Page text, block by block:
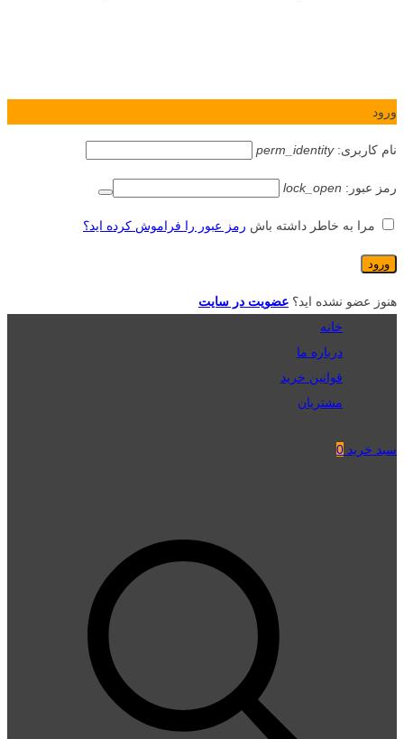
ورود
نام کاربری:perm_identity
رمز عبور: lock_open
مرا به خاطر داشته باش رمز عبور را فراموش کرده اید؟
هنوز عضو نشده اید؟ عضویت در سایت
خانه
درباره ما
قوانین خرید
مشتریان
سبد خرید 0